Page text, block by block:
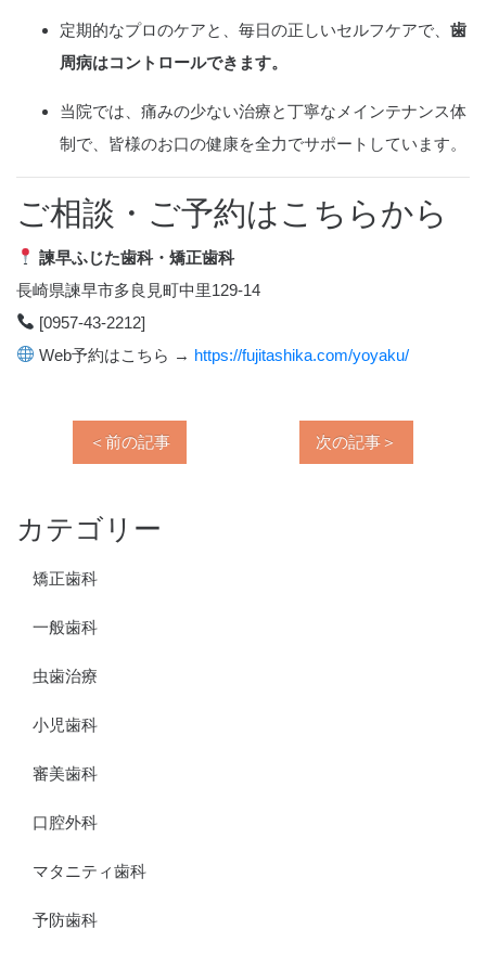
定期的なプロのケアと、毎日の正しいセルフケアで、 歯
周病はコントロールできます。
当院では、痛みの少ない治療と丁寧なメインテナンス体
制で、皆様のお口の健康を全力でサポートしています。
ご相談・ご予約はこちらから
諫早ふじた歯科・矯正歯科
長崎県諫早市多良見町中里129-14
[0957-43-2212]
Web予約はこちら → https://fujitashika.com/yoyaku/
＜前の記事 次の記事＞
カテゴリー
矯正歯科
一般歯科
虫歯治療
小児歯科
審美歯科
口腔外科
マタニティ歯科
予防歯科